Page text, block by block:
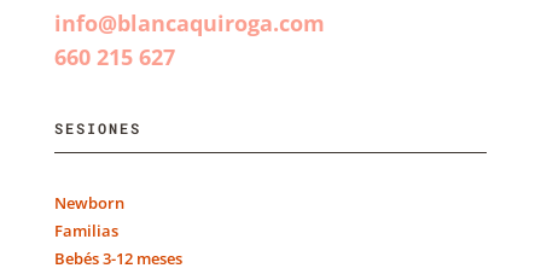
info@blancaquiroga.com
660 215 627
SESIONES
Newborn
Familias
Bebés 3-12 meses